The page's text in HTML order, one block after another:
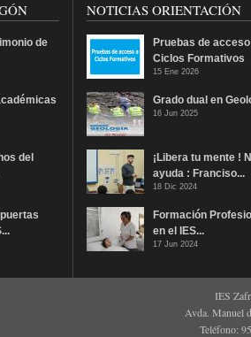
de
del
puertas
NOTICIAS ORIENTACIÓN
Pruebas de
Ciclos Formativos
15 Ene 2026
Grado dual en
16 Jun 2025
¡Libera tu mente !
ayuda : Franciso...
18 Dic 2024
Formación
en el IES...
17 Jun 2024
IES
Avda. Manuel
Teléfono: